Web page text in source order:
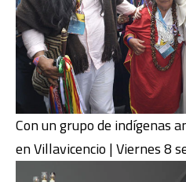
Con un grupo de indígenas
en Villavicencio | Viernes 8